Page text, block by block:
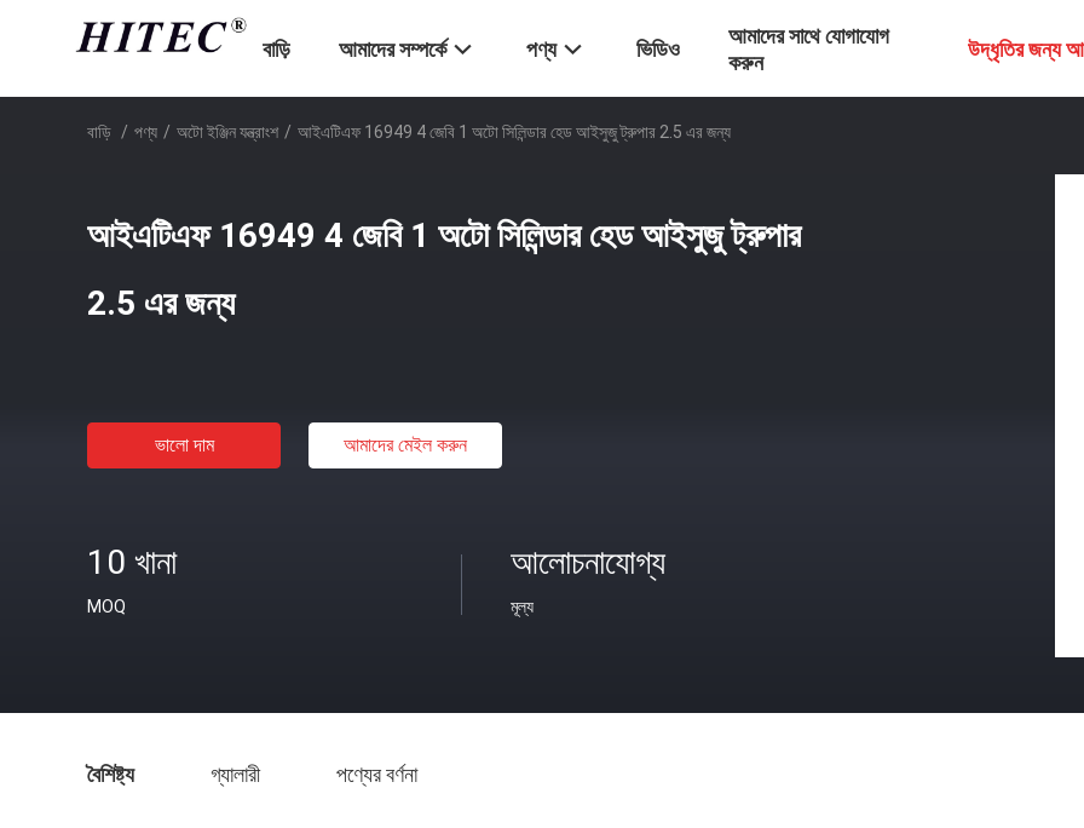
বাড়ি আমাদের সম্পর্কে পণ্য ভিডিও
আমাদের সাথে যোগাযোগ
করুন
উদ্ধৃতির জন্য
বাড়ি / পণ্য / অটো ইঞ্জিন যন্ত্রাংশ / আইএটিএফ 16949 4 জেবি 1 অটো সিলিন্ডার হেড আইসুজু ট্রুপার 2.5 এর জন্য
আইএটিএফ 16949 4 জেবি 1 অটো সিলিন্ডার হেড আইসুজু ট্রুপার
2.5 এর জন্য
ভালো দাম আমাদের মেইল ​​করুন
10 খানা
MOQ
আলোচনাযোগ্য
মূল্য
বৈশিষ্ট্য গ্যালারী পণ্যের বর্ণনা